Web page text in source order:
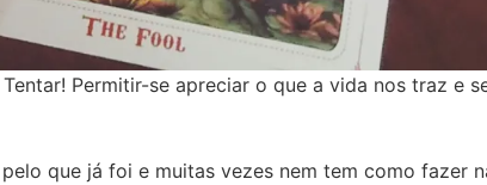
Permitir-se apreciar o que a vida nos traz
que já foi e muitas vezes nem tem como fazer